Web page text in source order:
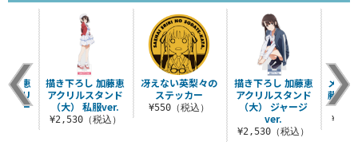
冴えない英梨々の
ステッカー
¥550（税込）
描き下ろし 加藤恵
アクリルスタンド
（大） ジャージ
ver.
¥2,530（税込）
メイ
藤恵
フェ
藤恵
トリ
デー
描き下ろし 加藤恵
アクリルスタンド
（大） 私服ver.
¥2,530（税込）